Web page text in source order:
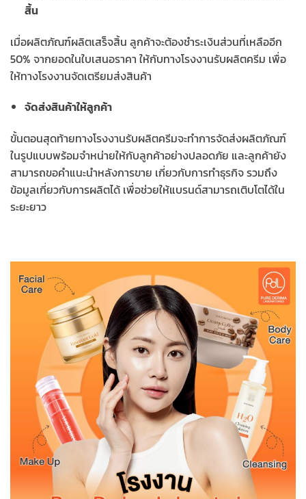
สิ้น
เมื่อผลิตภัณฑ์ผลิตเสร็จสิ้น ลูกค้าจะต้องชำระเงินส่วนที่เหลืออีก
50% จากยอดในใบเสนอราคา ให้กับทางโรงงานรับผลิตครีม เพื่อ
ให้ทางโรงงานจัดเตรียมส่งสินค้า
จัดส่งสินค้าให้ลูกค้า
ขั้นตอนสุดท้ายทางโรงงานรับผลิตครีมจะทำการจัดส่งผลิตภัณฑ์
ในรูปแบบพร้อมจำหน่ายให้กับลูกค้าอย่างปลอดภัย และลูกค้ายัง
สามารถขอคำแนะนำหลังการขาย เกี่ยวกับการทำธุรกิจ รวมถึง
ข้อมูลเกี่ยวกับการผลิตได้ เพื่อช่วยให้แบรนด์สามารถเติบโตได้ใน
ระยะยาว